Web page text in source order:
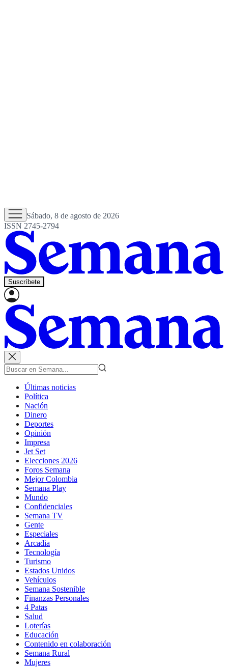
Sábado, 8 de agosto de 2026
ISSN 2745-2794
Suscríbete
Últimas noticias
Política
Nación
Dinero
Deportes
Opinión
Impresa
Jet Set
Elecciones 2026
Foros Semana
Mejor Colombia
Semana Play
Mundo
Confidenciales
Semana TV
Gente
Especiales
Arcadia
Tecnología
Turismo
Estados Unidos
Vehículos
Semana Sostenible
Finanzas Personales
4 Patas
Salud
Loterías
Educación
Contenido en colaboración
Semana Rural
Mujeres